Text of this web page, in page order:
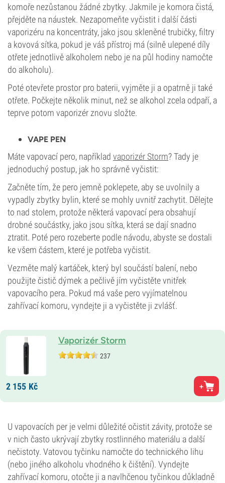
komoře nezůstanou žádné zbytky. Jakmile je komora čistá,
přejděte na náustek. Nezapomeňte vyčistit i další části
vaporizéru na koncentráty, jako jsou skleněné trubičky, filtry
a kovová sítka, pokud je váš přístroj má (silně ulepené díly
otřete jednotlivě alkoholem nebo je na půl hodiny namočte
do alkoholu).
Poté otevřete prostor pro baterii, vyjměte ji a opatrně ji také
otřete. Počkejte několik minut, než se alkohol zcela odpaří, a
teprve potom vaporizér znovu složte.
VAPE PEN
Máte vapovací pero, například vaporizér Storm? Tady je
jednoduchý postup, jak ho správně vyčistit:
Začněte tím, že pero jemně poklepete, aby se uvolnily a
vypadly zbytky bylin, které se mohly uvnitř zachytit. Dělejte
to nad stolem, protože některá vapovací pera obsahují
drobné součástky, jako jsou sítka, která se dají snadno
ztratit. Poté pero rozeberte podle návodu, abyste se dostali
ke všem částem, které je potřeba vyčistit.
Vezměte malý kartáček, který byl součástí balení, nebo
použijte čistič dýmek a pečlivě jím vyčistěte vnitřek
vapovacího pera. Pokud má vaše pero vyjímatelnou
zahřívací komoru, vyndejte ji a vyčistěte ji zvlášť.
Vaporizér Storm
237
2 155 Kč
U vapovacích per je velmi důležité očistit závity, protože se
v nich často ukrývají zbytky rostlinného materiálu a další
nečistoty. Vatovou tyčinku namočte do technického lihu
(nebo jiného alkoholu vhodného k čištění). Vyndejte
zahřívací komoru, otočte ji a navlhčenou tyčinkou důkladně